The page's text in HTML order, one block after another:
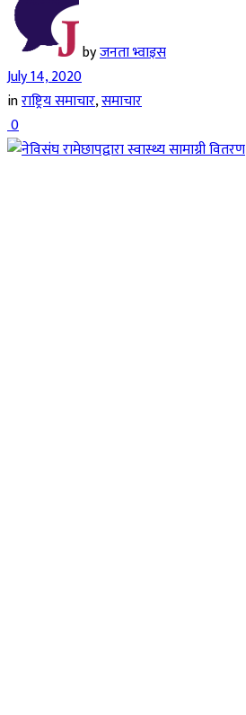
byजनता भ्वाइस
July 14, 2020
inराष्ट्रिय समाचार,समाचार
0